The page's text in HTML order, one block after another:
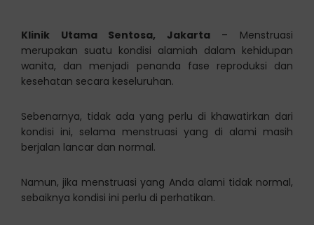
Klinik Utama Sentosa, Jakarta– Menstruasi
merupakan suatu kondisi alamiah dalam kehidupan
wanita, dan menjadi penanda fase reproduksi dan
kesehatan secara keseluruhan.
Sebenarnya, tidak ada yang perlu di khawatirkan dari
kondisi ini, selama menstruasi yang di alami masih
berjalan lancar dan normal.
Namun, jika menstruasi yang Anda alami tidak normal,
sebaiknya kondisi ini perlu di perhatikan.